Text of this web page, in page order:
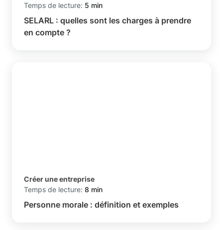
Temps de lecture: 5 min
SELARL : quelles sont les charges à prendre
en compte ?
Créer une entreprise
Temps de lecture: 8 min
Personne morale : définition et exemples